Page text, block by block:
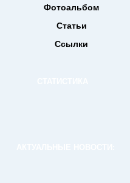
Фотоальбом
Статьи
Ссылки